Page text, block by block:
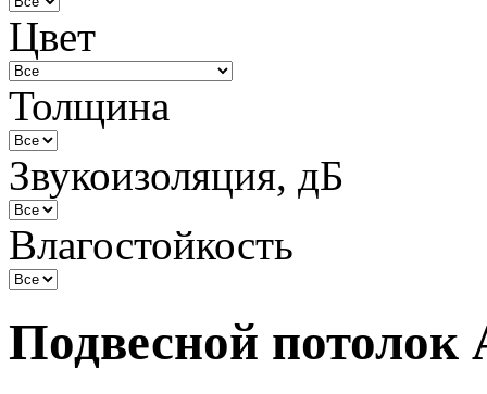
Цвет
Толщина
Звукоизоляция, дБ
Влагостойкость
Подвесной потолок